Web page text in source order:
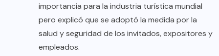
importancia para la industria turística mundial
pero explicó que se adoptó la medida por la
salud y seguridad de los invitados, expositores y
empleados.